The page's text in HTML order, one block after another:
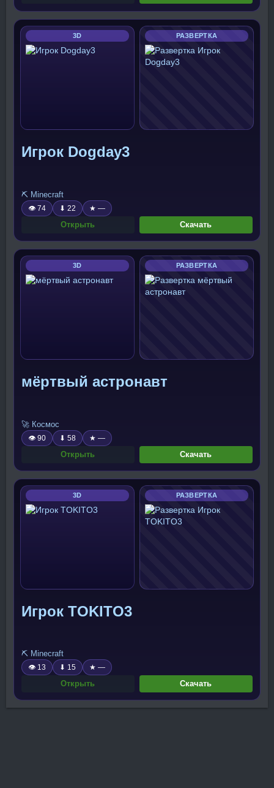
3D РАЗВЕРТКА
Игрок Dogday3
⛏️ Minecraft
👁 74 ⬇ 22 ★ —
Открыть Скачать
3D РАЗВЕРТКА
мёртвый астронавт
🚀 Космос
👁 90 ⬇ 58 ★ —
Открыть Скачать
3D РАЗВЕРТКА
Игрок TOKITO3
⛏️ Minecraft
👁 13 ⬇ 15 ★ —
Открыть Скачать